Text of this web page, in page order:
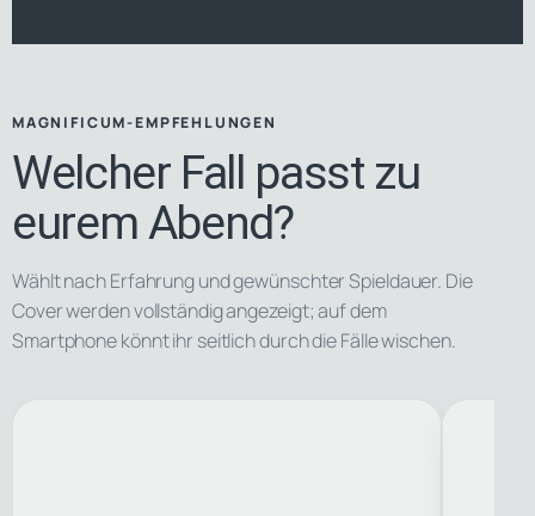
MAGNIFICUM-EMPFEHLUNGEN
Welcher Fall passt zu
eurem Abend?
Wählt nach Erfahrung und gewünschter Spieldauer. Die
Cover werden vollständig angezeigt; auf dem
Smartphone könnt ihr seitlich durch die Fälle wischen.